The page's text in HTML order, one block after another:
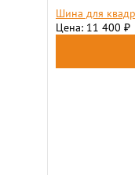
Шина для
Цена: 11 400 ₽